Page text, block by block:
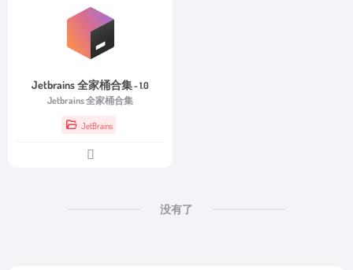
Jetbrains 全家桶合集- 1.0
Jetbrains 全家桶合集
JetBrains
没有了